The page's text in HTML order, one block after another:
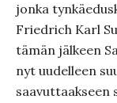
jonka
Friedrich Karl
tämän jälkeen
nyt uudelleen